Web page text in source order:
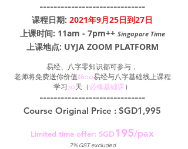
------------------------------
课程日期: 2021年9月25日到27日
上课时间: 11am - 7pm++ Singapore Time
上课地点: UYJA ZOOM PLATFORM
易经、八字零知识都可参与，
老师将免费送你价值$600易经与八字基础线上课程
学习 30天（ 必修基础课）
------------------------------
Course Original Price : SGD1,995
Limited time offer: SGD195/pax
7% GST excluded